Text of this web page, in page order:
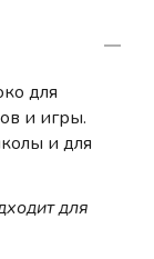
для
и игры.
и для
для